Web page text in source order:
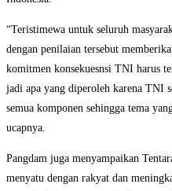
“Teristimewa untuk seluruh
dengan penilaian tersebut
komitmen konsekuesnsi TNI harus
jadi apa yang diperoleh karena TNI
semua komponen sehingga tema
ucapnya.
Pangdam juga menyampaikan
menyatu dengan rakyat dan